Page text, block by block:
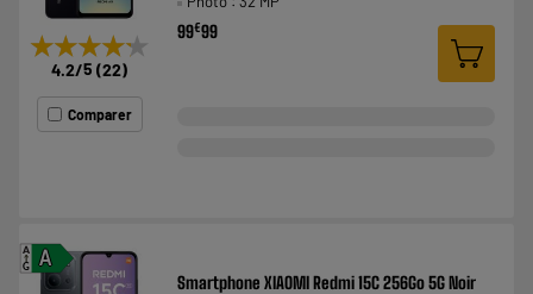
★★★★★
★★★★★
4.2/5 (22)
Comparer
99€99
A
A
G
Smartphone XIAOMI Redmi 15C 256Go 5G Noir